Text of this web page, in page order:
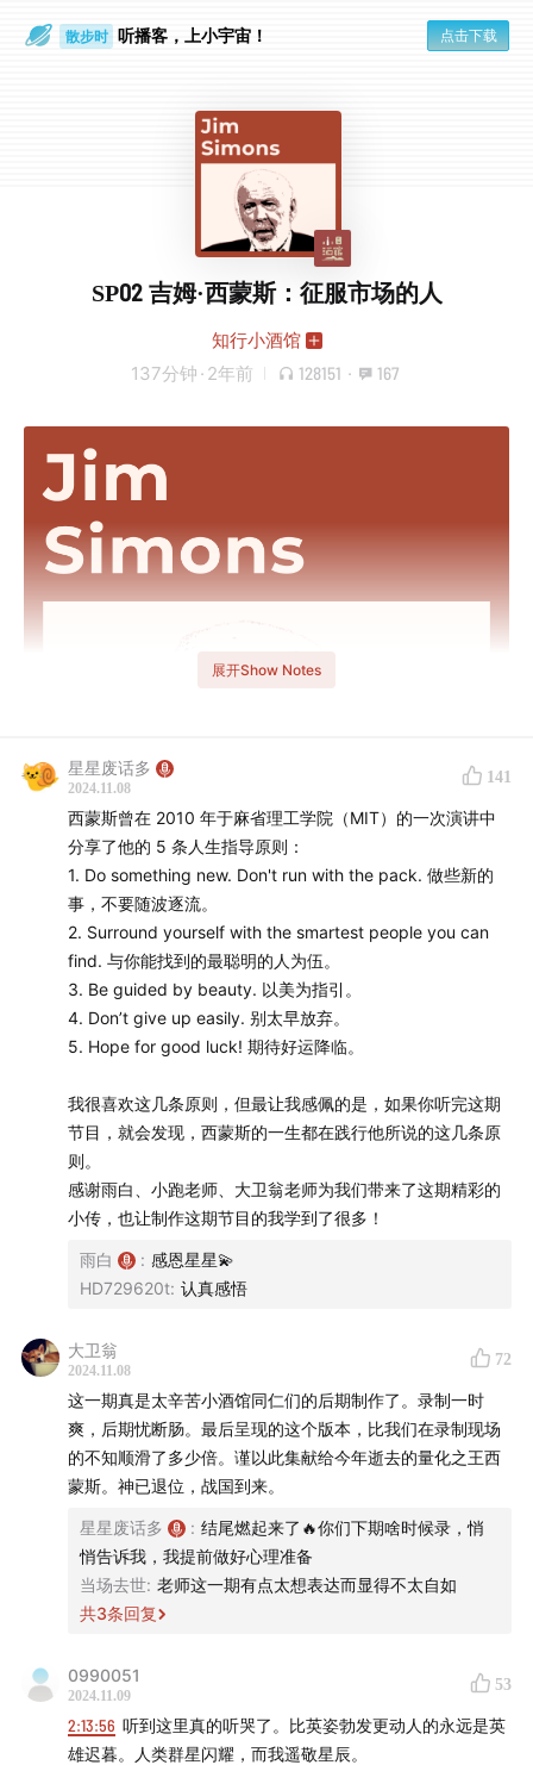
通勤路上 听播客，上小宇宙！ 点击下载
SP02 吉姆·西蒙斯：征服市场的人
知行小酒馆
137分钟 · 2年前 128151 · 167
🪐 你正在收听的是付费专题「投资大师系列」
费试听节目，如果你想收听全部专题内容，可
跳转购买并收听。
的传奇人物——吉姆·西蒙斯（Jim Simons）。他的文艺
复兴科技公司（Renaissance Technologies）不仅让数学
和科学成为了金融的核心驱动力，更是用纯粹的数字和模
型颠覆了整个投资行业。西蒙斯的大奖章基金，以难以想
象的年化回报率，持续打败市场，成为了金融史上最稳定
的「造富机器」之一。
你可能会好奇，一个数学家是如何在金融市场中立足的？
而这家公司的名字，「文艺复兴」，又有什么深意？今
天，我们会一起走进吉姆·西蒙斯的世界，去探寻他如何利
用数学、数据和非凡的直觉，缔造了这场文艺复兴般的金
融革命。
要讲在前面的是，这期节目里会涉及大量的人名和专业术
语，我们会在文稿区提供相应的注释供你参考。对于一些
朋友来说可能理解成本有点高，但相信你听完之后，一定
🌏 官网地址
这期文稿区超载了，欢迎大家移步有知有行官网查看我们
展开Show Notes
星星废话多
2024.11.08
141
西蒙斯曾在 2010 年于麻省理工学院（MIT）的一次演讲中
分享了他的 5 条人生指导原则：
1. Do something new. Don't run with the pack. 做些新的
事，不要随波逐流。
2. Surround yourself with the smartest people you can
find. 与你能找到的最聪明的人为伍。
3. Be guided by beauty. 以美为指引。
4. Don’t give up easily. 别太早放弃。
5. Hope for good luck! 期待好运降临。
我很喜欢这几条原则，但最让我感佩的是，如果你听完这期
节目，就会发现，西蒙斯的一生都在践行他所说的这几条原
则。
感谢雨白、小跑老师、大卫翁老师为我们带来了这期精彩的
小传，也让制作这期节目的我学到了很多！
雨白 : 感恩星星💫
HD729620t: 认真感悟
大卫翁
2024.11.08
72
这一期真是太辛苦小酒馆同仁们的后期制作了。录制一时
爽，后期忧断肠。最后呈现的这个版本，比我们在录制现场
的不知顺滑了多少倍。谨以此集献给今年逝去的量化之王西
蒙斯。神已退位，战国到来。
星星废话多 : 结尾燃起来了🔥你们下期啥时候录，悄
悄告诉我，我提前做好心理准备
当场去世: 老师这一期有点太想表达而显得不太自如
共3条回复
0990051
2024.11.09
53
2:13:56 听到这里真的听哭了。比英姿勃发更动人的永远是英
雄迟暮。人类群星闪耀，而我遥敬星辰。